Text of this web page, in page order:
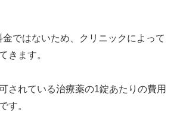
ではないため、クリニックによって
きます。
されている治療薬の1錠あたりの費用
す。